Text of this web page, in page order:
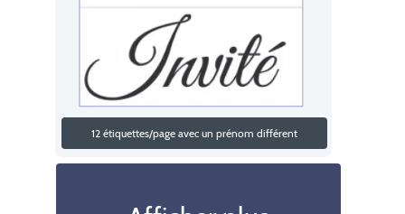
12 étiquettes/page avec un prénom différent